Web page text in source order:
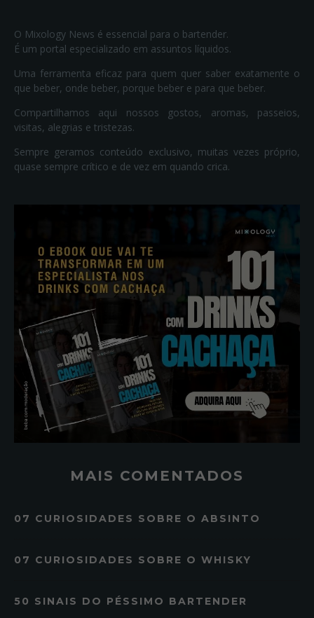
O Mixology News é essencial para o bartender.
É um portal especializado em assuntos líquidos.
Uma ferramenta eficaz para quem quer saber exatamente o
que beber, onde beber, porque beber e para que beber.
Compartilhamos aqui nossos gostos, aromas, passeios,
visitas, alegrias e tristezas.
Sempre geramos conteúdo exclusivo, muitas vezes próprio,
quase sempre crítico e de vez em quando crica.
MAIS COMENTADOS
07 CURIOSIDADES SOBRE O ABSINTO
07 CURIOSIDADES SOBRE O WHISKY
50 SINAIS DO PÉSSIMO BARTENDER